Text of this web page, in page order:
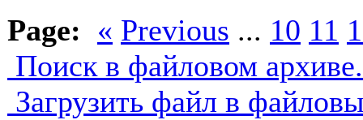
Page: « Previous ... 10 11
Поиск в файловом
Загрузить файл в